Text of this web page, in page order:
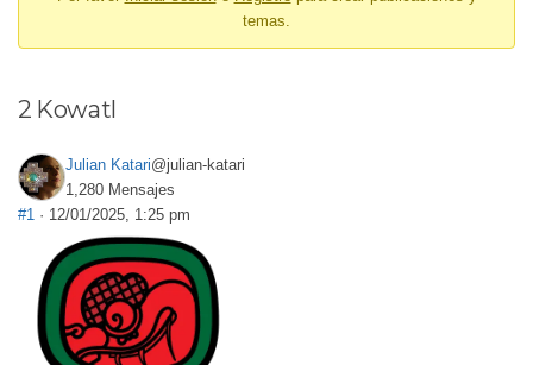
temas.
2 Kowatl
Julian Katari@julian-katari
1,280 Mensajes
#1 · 12/01/2025, 1:25 pm